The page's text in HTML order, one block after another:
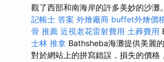
觀了西部和南海岸的許多美妙的沙
記帳士 答案 外燴廠商 buffet外燴價
骨 推薦 近視老花雷射費用 土葬費用
士林 推拿 Bathsheba海灘提供美麗
對於網站上的拼寫錯誤，損失的價